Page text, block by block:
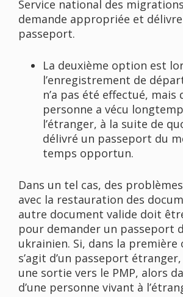
Service national des
demande appropriée et
passeport.
La deuxième option est
l’enregistrement de
n’a pas été effectué, mais
personne a vécu
l’étranger, à la suite de
délivré un passeport du
temps opportun.
Dans un tel cas, des
avec la restauration des
autre document valide doit
pour demander un passeport
ukrainien. Si, dans la
s’agit d’un passeport
une sortie vers le PMP, alors
d’une personne vivant à